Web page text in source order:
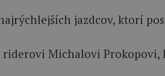
jazdcov, ktorí
Michalovi